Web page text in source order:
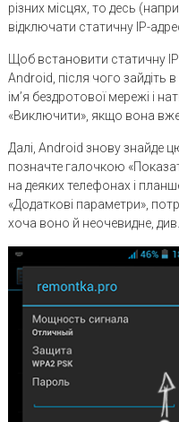
різних місцях, то десь
відключати статичну IP-
Щоб встановити статичну
Android, після чого зайдіть
ім’я бездротової мережі і
«Виключити», якщо вона
Далі, Android знову знайде
позначте галочкою
на деяких телефонах і
«Додаткові параметри»,
хоча воно й неочевидне,